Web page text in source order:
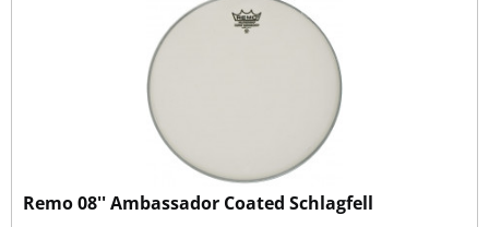
Remo 08'' Ambassador Coated Schlagfell